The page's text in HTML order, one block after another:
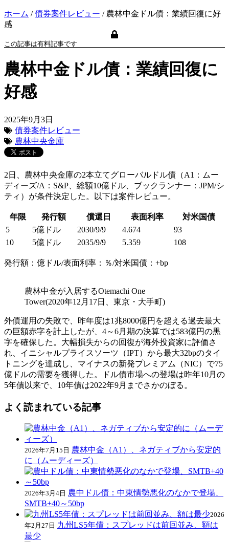
ホーム /債券案件レビュー / 農林中金ドル債：業績回復に好
感
この記事は有料記事です
農林中金ドル債：業績回復に
好感
2025年9月3日
債券案件レビュー
農林中央金庫
2日、農林中央金庫の2本立てグローバルドル債（A1：ムー
ディーズ/A：S&P、総額10億ドル、ブックランナー：JPM/シ
ティ）が条件決定した。以下は案件レビュー。
年限 発行額 償還日 表面利率
対米国債
5
5億ドル 2030/9/9 4.674
93
10
5億ドル 2035/9/9 5.359 108
発行額：億ドル/表面利率：％/対米国債：+bp
農林中金が入居するOtemachi One
Tower(2020年12月17日、東京・大手町)
外債運用の失敗で、昨年度は1兆8000億円を超える過去最大
の巨額赤字を計上したが、4～6月期の決算では583億円の黒
字を確保した。大幅損失からの回復が海外投資家に評価さ
れ、イニシャルプライスソーツ（IPT）から最大32bpのタイ
トニングを達成し、マイナスの新発プレミアム（NIC）で75
億ドルの需要を獲得した。ドル債市場への登場は昨年10月の
5年債以来で、10年債は2022年9月までさかのぼる。
よく読まれている記事
2026年7月15日 農林中金（A1）、ネガティブから安定的
に（ムーディーズ）
2026年3月4日 農中ドル債：中東情勢悪化のなかで登場、
SMTB+40～50bp
2026
年2月27日 九州LS5年債：スプレッドは前回並み、額は
最少